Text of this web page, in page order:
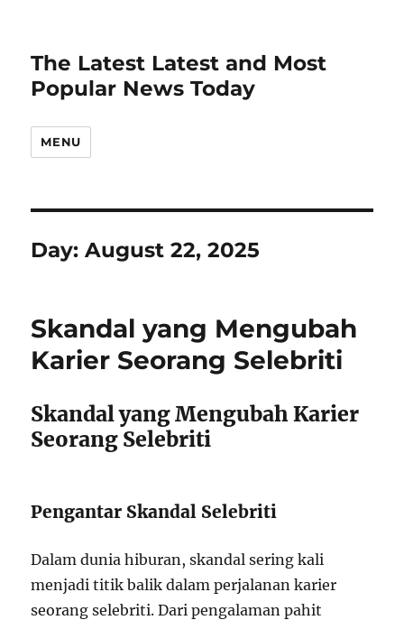
The Latest Latest and Most
Popular News Today
MENU
Day:August 22, 2025
Skandal yang Mengubah
Karier Seorang Selebriti
Skandal yang Mengubah Karier
Seorang Selebriti
Pengantar Skandal Selebriti
Dalam dunia hiburan, skandal sering kali
menjadi titik balik dalam perjalanan karier
seorang selebriti. Dari pengalaman pahit